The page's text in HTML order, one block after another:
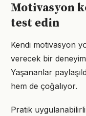
Motivasyon
test edin
Kendi motivasyon
verecek bir
Yaşananlar
hem de çoğalıyor.
Pratik